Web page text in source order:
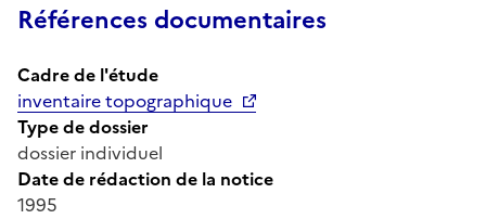
Références documentaires
Cadre de l'étude
inventaire topographique
Type de dossier
dossier individuel
Date de rédaction de la notice
1995